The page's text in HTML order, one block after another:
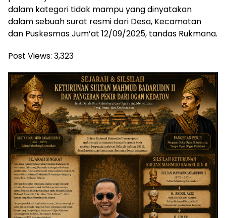
dalam kategori tidak mampu yang dinyatakan
dalam sebuah surat resmi dari Desa, Kecamatan
dan Puskesmas Jum’at 12/09/2025, tandas Rukmana.
Post Views: 3,323